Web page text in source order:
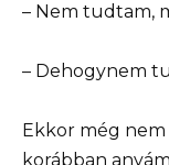
– Nem tudtam,
– Dehogynem
Ekkor még
korábban